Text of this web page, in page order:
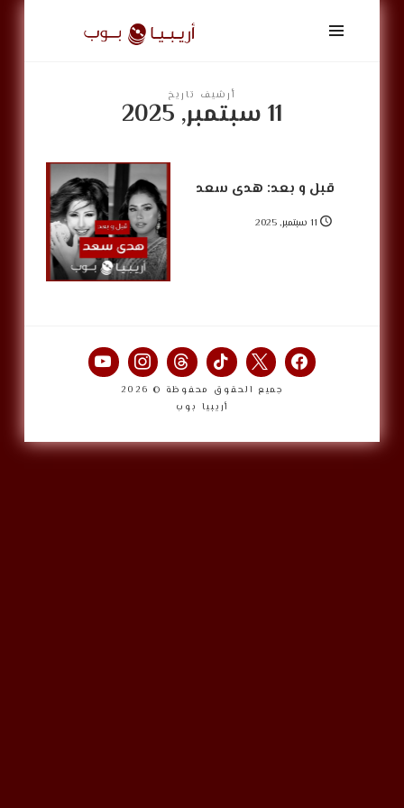
أريبيا
بوب
ArabiaPopأرشيف تاريخ
11 سبتمبر, 2025
قبل و بعد: هدى سعد
11 سبتمبر, 2025
جميع الحقوق محفوظة © 2026
أريبيا بوب